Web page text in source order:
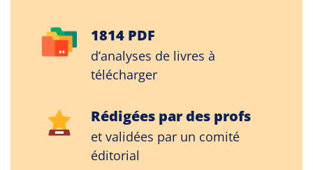
1814 PDF
d’analyses de livres à
télécharger
Rédigées par des profs
et validées par un comité
éditorial